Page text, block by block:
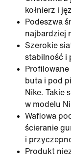
kołnierz i
Podeszwa
najbardziej
Szerokie
stabilność i
buta i pod
Nike. Takie
w modelu
Waflowa
ścieranie
i
Produkt